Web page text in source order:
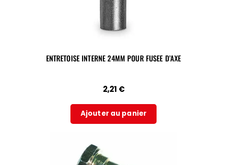
ENTRETOISE INTERNE 24MM POUR FUSEE D’AXE
2,21 €
Ajouter au panier